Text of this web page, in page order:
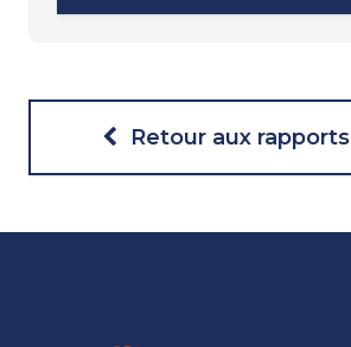
Retour aux rapports